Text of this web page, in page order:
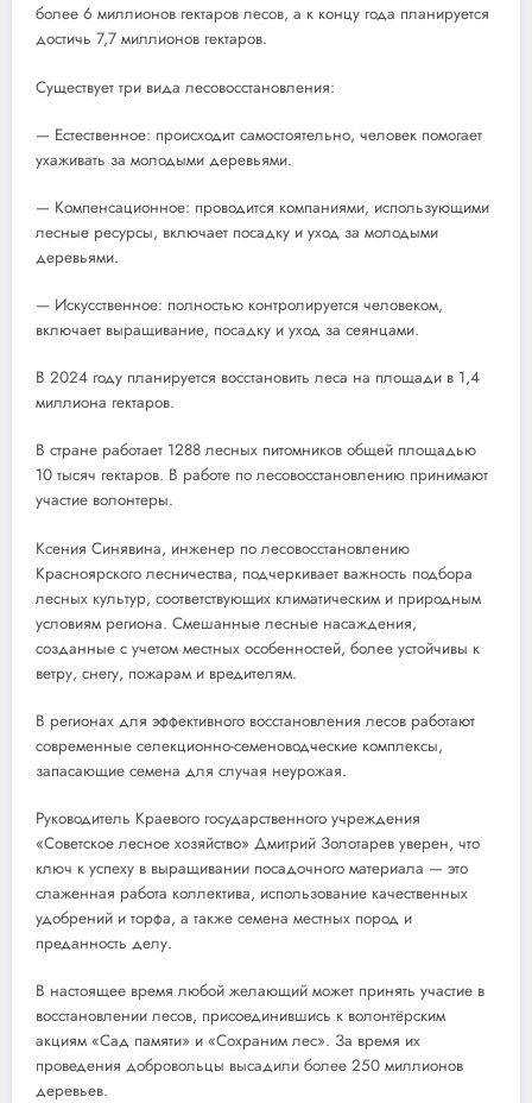
более 6 миллионов гектаров лесов, а к концу года планируется
достичь 7,7 миллионов гектаров.
Существует три вида лесовосстановления:
— Естественное: происходит самостоятельно, человек помогает
ухаживать за молодыми деревьями.
— Компенсационное: проводится компаниями, использующими
лесные ресурсы, включает посадку и уход за молодыми
деревьями.
— Искусственное: полностью контролируется человеком,
включает выращивание, посадку и уход за сеянцами.
В 2024 году планируется восстановить леса на площади в 1,4
миллиона гектаров.
В стране работает 1288 лесных питомников общей площадью
10 тысяч гектаров. В работе по лесовосстановлению принимают
участие волонтеры.
Ксения Синявина, инженер по лесовосстановлению
Красноярского лесничества, подчеркивает важность подбора
лесных культур, соответствующих климатическим и природным
условиям региона. Смешанные лесные насаждения,
созданные с учетом местных особенностей, более устойчивы к
ветру, снегу, пожарам и вредителям.
В регионах для эффективного восстановления лесов работают
современные селекционно-семеноводческие комплексы,
запасающие семена для случая неурожая.
Руководитель Краевого государственного учреждения
«Советское лесное хозяйство» Дмитрий Золотарев уверен, что
ключ к успеху в выращивании посадочного материала — это
слаженная работа коллектива, использование качественных
удобрений и торфа, а также семена местных пород и
преданность делу.
В настоящее время любой желающий может принять участие в
восстановлении лесов, присоединившись к волонтёрским
акциям «Сад памяти» и «Сохраним лес». За время их
проведения добровольцы высадили более 250 миллионов
деревьев.